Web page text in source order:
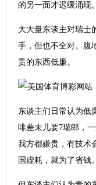
的另一面才迟缓涌现。
大大量东谈主对瑞士
手，但也不全对。腹
贵的东西低廉。
东谈主们日常认为低
啡差未几要7瑞郎，
我方都嫌贵，有技术
国虚耗，就为了省钱。